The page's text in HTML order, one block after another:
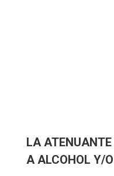
LA ATENUANTE
A ALCOHOL Y/